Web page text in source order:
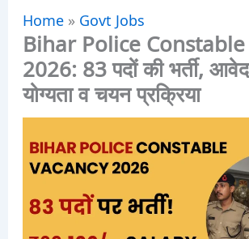
Home» Govt Jobs
Bihar Police
2026: 83 पदों की भर्ती,
योग्यता व चयन प्रक्रिया